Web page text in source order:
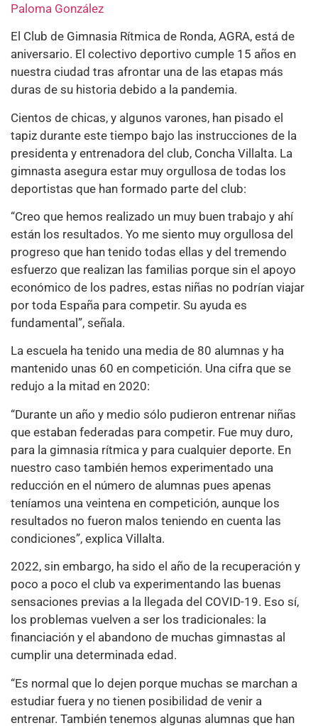
Paloma González
El Club de Gimnasia Rítmica de Ronda, AGRA, está de
aniversario. El colectivo deportivo cumple 15 años en
nuestra ciudad tras afrontar una de las etapas más
duras de su historia debido a la pandemia.
Cientos de chicas, y algunos varones, han pisado el
tapiz durante este tiempo bajo las instrucciones de la
presidenta y entrenadora del club, Concha Villalta. La
gimnasta asegura estar muy orgullosa de todas los
deportistas que han formado parte del club:
“Creo que hemos realizado un muy buen trabajo y ahí
están los resultados. Yo me siento muy orgullosa del
progreso que han tenido todas ellas y del tremendo
esfuerzo que realizan las familias porque sin el apoyo
económico de los padres, estas niñas no podrían viajar
por toda España para competir. Su ayuda es
fundamental”, señala.
La escuela ha tenido una media de 80 alumnas y ha
mantenido unas 60 en competición. Una cifra que se
redujo a la mitad en 2020:
“Durante un año y medio sólo pudieron entrenar niñas
que estaban federadas para competir. Fue muy duro,
para la gimnasia rítmica y para cualquier deporte. En
nuestro caso también hemos experimentado una
reducción en el número de alumnas pues apenas
teníamos una veintena en competición, aunque los
resultados no fueron malos teniendo en cuenta las
condiciones”, explica Villalta.
2022, sin embargo, ha sido el año de la recuperación y
poco a poco el club va experimentando las buenas
sensaciones previas a la llegada del COVID-19. Eso sí,
los problemas vuelven a ser los tradicionales: la
financiación y el abandono de muchas gimnastas al
cumplir una determinada edad.
“Es normal que lo dejen porque muchas se marchan a
estudiar fuera y no tienen posibilidad de venir a
entrenar. También tenemos algunas alumnas que han